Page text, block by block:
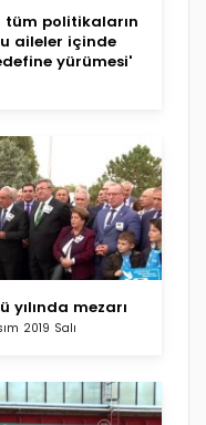
tüm politikaların
aileler içinde
yürümesi'
yılında mezarı
2019 Salı